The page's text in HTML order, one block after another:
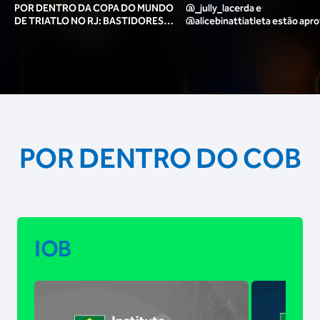
POR DENTRO DA COPA DO MUNDO
DE TRIATLO NO RJ: BASTIDORES,
@_jully_lacerda​ e
@alicebinattiatleta​ estão
POR DENTRO DO COB
IOB